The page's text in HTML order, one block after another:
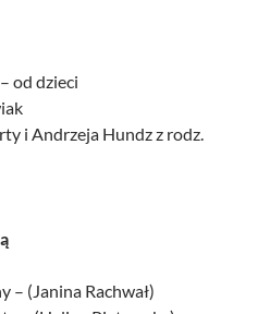
od dzieci
i Andrzeja Hundz z rodz.
– (Janina Rachwał)